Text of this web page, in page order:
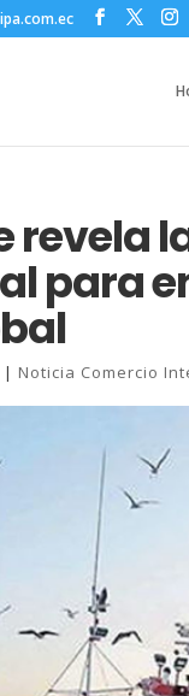
revela
para
| Noticia Comercio